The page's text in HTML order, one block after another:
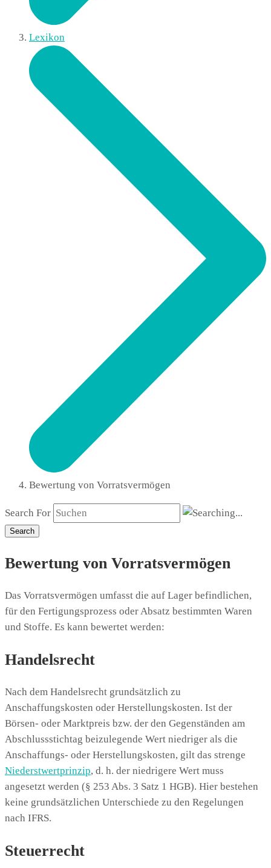
Lexikon
Bewertung von Vorratsvermögen
Search For
Search
Bewertung von Vorratsvermögen
Das Vorratsvermögen umfasst die auf Lager befindlichen,
für den Fertigungsprozess oder Absatz bestimmten Waren
und Stoffe. Es kann bewertet werden:
Handelsrecht
Nach dem Handelsrecht grundsätzlich zu
Anschaffungskosten oder Herstellungskosten. Ist der
Börsen- oder Marktpreis bzw. der den Gegenständen am
Abschlussstichtag beizulegende Wert niedriger als die
Anschaffungs- oder Herstellungskosten, gilt das strenge
Niederstwertprinzip, d. h. der niedrigere Wert muss
angesetzt werden (§ 253 Abs. 3 Satz 1 HGB). Hier bestehen
keine grundsätzlichen Unterschiede zu den Regelungen
nach IFRS.
Steuerrecht